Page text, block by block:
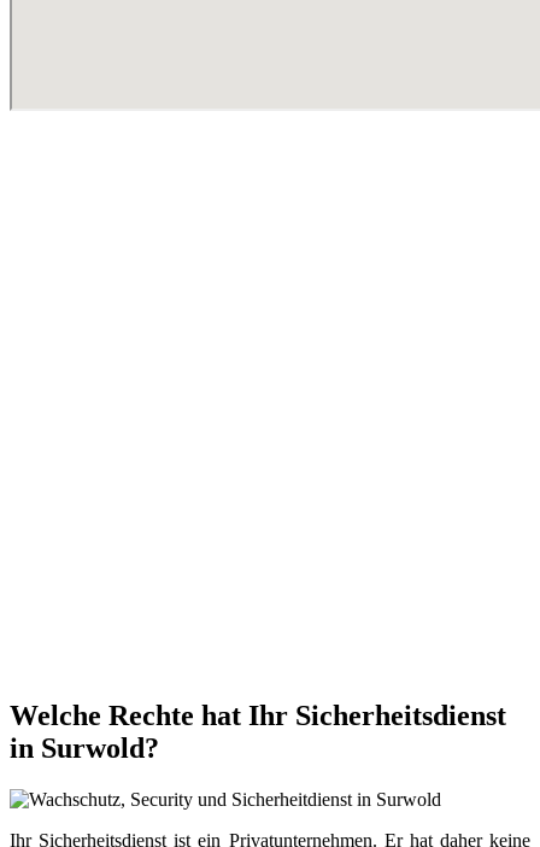
Welche Rechte hat Ihr Sicherheitsdienst
in Surwold?
Ihr Sicherheitsdienst ist ein Privatunternehmen. Er hat daher keine